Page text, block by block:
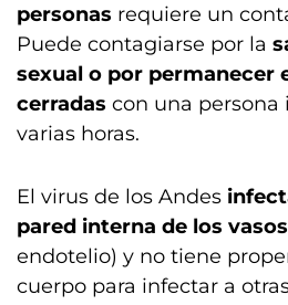
personas requiere un
Puede contagiarse por la
sexual o por permanecer
cerradas con una
varias horas.
El virus de los Andes
pared interna de los
endotelio) y no tiene
cuerpo para infectar a